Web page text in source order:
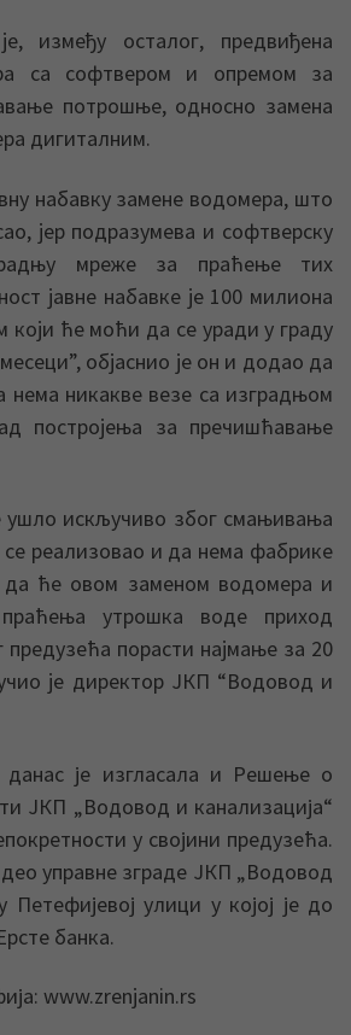
између осталог, предвиђена
са софтвером и опремом за
потрошње, односно замена
дигиталним.
набавку замене водомера, што
jер подразумева и софтверску
мреже за праћење тих
jавне набавке jе 100 милиона
коjи ће моћи да се уради у граду
обjаснио jе он и додао да
нема никакве везе са изградњом
построjења за пречишћавање
ушло искључиво због смањивања
реализовао и да нема фабрике
ће овом заменом водомера и
утрошка воде приход
предузећа порасти наjмање за 20
jе директор JКП “Водовод и
данас је изгласала и Решење о
ЈКП „Водовод и канализација“
у својини предузећа.
управне зграде ЈКП „Водовод
Петефијевој улици у којој је до
банка.
www.zrenjanin.rs